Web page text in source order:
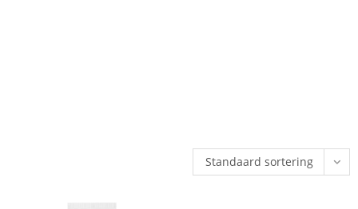
Standaard sortering